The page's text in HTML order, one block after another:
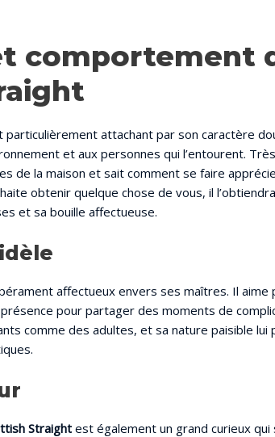
comportement
particulièrement attachant par son caractère
et aux personnes qui l’entourent.
de la maison et sait comment se faire
obtenir quelque chose de vous, il
et sa bouille affectueuse.
affectueux envers ses maîtres. Il aime
pour partager des moments de
comme des adultes, et sa nature paisible lui
Straight est également un grand curieux qui